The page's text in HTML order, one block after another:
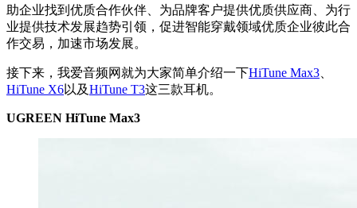
助企业找到优质合作伙伴、为品牌客户提供优质供应商、为行
业提供技术发展趋势引领，促进智能穿戴领域优质企业彼此合
作交易，加速市场发展。
接下来，我爱音频网就为大家简单介绍一下HiTune Max3
HiTune X6以及HiTune T3这三款耳机。
UGREEN HiTune Max3